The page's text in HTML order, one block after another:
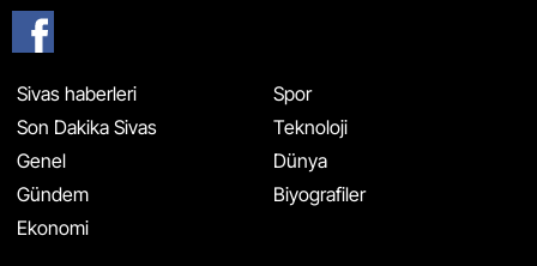
Sivas haberleri
Son Dakika Sivas
Genel
Gündem
Ekonomi
Spor
Teknoloji
Dünya
Biyografiler